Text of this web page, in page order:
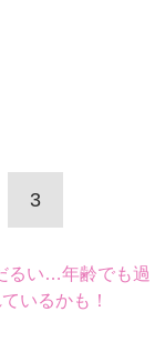
3
るい…年齢でも過
いるかも！